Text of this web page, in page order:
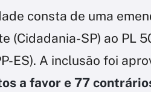
consta de uma
(Cidadania-SP) ao PL
ES). A inclusão foi
a favor e 77